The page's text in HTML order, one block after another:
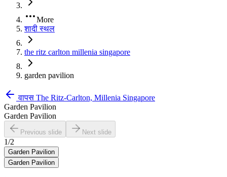
More
शादी स्थल
the ritz carlton millenia singapore
garden pavilion
वापस The Ritz-Carlton, Millenia Singapore
Garden Pavilion
Garden Pavilion
Previous slide Next slide
1/2
Garden Pavilion
Garden Pavilion